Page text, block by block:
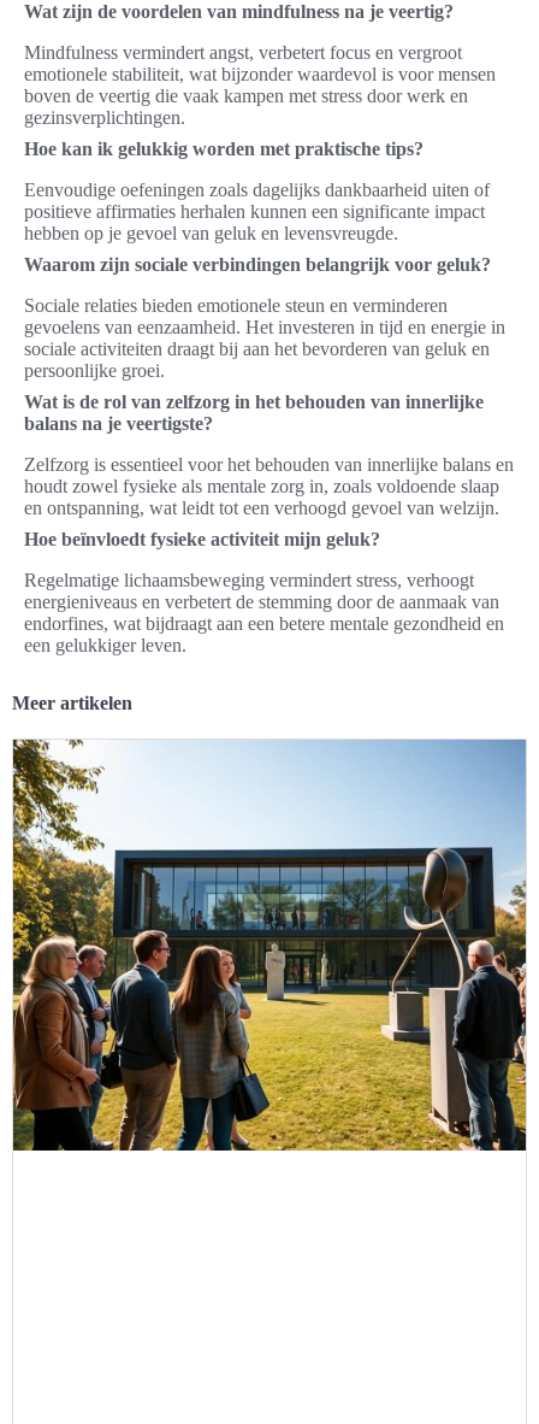
Wat zijn de voordelen van mindfulness na je veertig?
Mindfulness vermindert angst, verbetert focus en vergroot
emotionele stabiliteit, wat bijzonder waardevol is voor mensen
boven de veertig die vaak kampen met stress door werk en
gezinsverplichtingen.
Hoe kan ik gelukkig worden met praktische tips?
Eenvoudige oefeningen zoals dagelijks dankbaarheid uiten of
positieve affirmaties herhalen kunnen een significante impact
hebben op je gevoel van geluk en levensvreugde.
Waarom zijn sociale verbindingen belangrijk voor geluk?
Sociale relaties bieden emotionele steun en verminderen
gevoelens van eenzaamheid. Het investeren in tijd en energie in
sociale activiteiten draagt bij aan het bevorderen van geluk en
persoonlijke groei.
Wat is de rol van zelfzorg in het behouden van innerlijke
balans na je veertigste?
Zelfzorg is essentieel voor het behouden van innerlijke balans en
houdt zowel fysieke als mentale zorg in, zoals voldoende slaap
en ontspanning, wat leidt tot een verhoogd gevoel van welzijn.
Hoe beïnvloedt fysieke activiteit mijn geluk?
Regelmatige lichaamsbeweging vermindert stress, verhoogt
energieniveaus en verbetert de stemming door de aanmaak van
endorfines, wat bijdraagt aan een betere mentale gezondheid en
een gelukkiger leven.
Meer artikelen